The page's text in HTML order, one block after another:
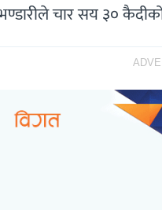
भण्डारीले चार सय ३०